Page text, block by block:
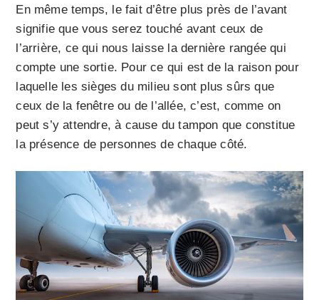
En même temps, le fait d’être plus près de l’avant
signifie que vous serez touché avant ceux de
l’arrière, ce qui nous laisse la dernière rangée qui
compte une sortie. Pour ce qui est de la raison pour
laquelle les sièges du milieu sont plus sûrs que
ceux de la fenêtre ou de l’allée, c’est, comme on
peut s’y attendre, à cause du tampon que constitue
la présence de personnes de chaque côté.